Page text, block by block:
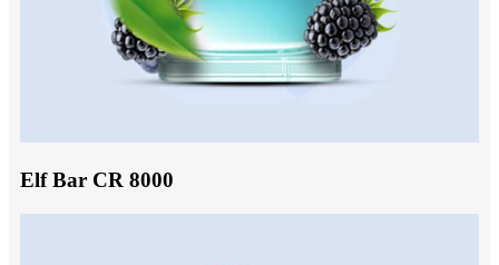
Elf Bar CR 8000